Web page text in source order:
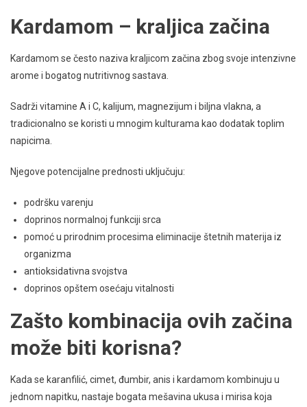
Kardamom – kraljica začina
Kardamom se često naziva kraljicom začina zbog svoje intenzivne
arome i bogatog nutritivnog sastava.
Sadrži vitamine A i C, kalijum, magnezijum i biljna vlakna, a
tradicionalno se koristi u mnogim kulturama kao dodatak toplim
napicima.
Njegove potencijalne prednosti uključuju:
podršku varenju
doprinos normalnoj funkciji srca
pomoć u prirodnim procesima eliminacije štetnih materija iz
organizma
antioksidativna svojstva
doprinos opštem osećaju vitalnosti
Zašto kombinacija ovih začina
može biti korisna?
Kada se karanfilić, cimet, đumbir, anis i kardamom kombinuju u
jednom napitku, nastaje bogata mešavina ukusa i mirisa koja